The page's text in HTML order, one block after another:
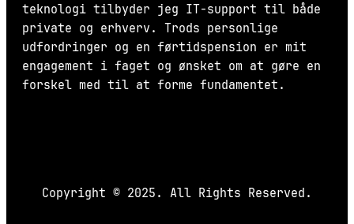
teknologi tilbyder jeg IT-support til både
private og erhverv. Trods personlige
udfordringer og en førtidspension er mit
engagement i faget og ønsket om at gøre en
forskel med til at forme fundamentet.
Copyright © 2025. All Rights Reserved.